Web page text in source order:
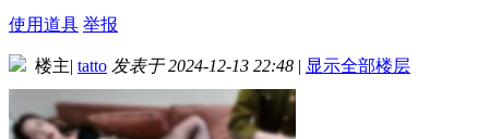
使用道具 举报
楼主| tatto 发表于 2024-12-13 22:48 | 显示全部楼层